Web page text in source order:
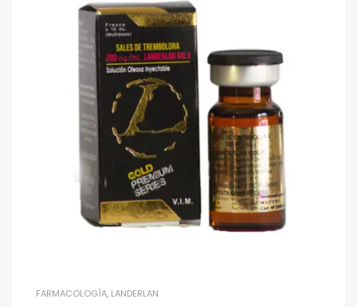
FARMACOLOGÍA, LANDERLAN